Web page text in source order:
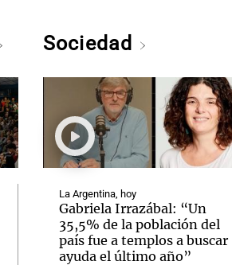
Sociedad
La Argentina, hoy
Gabriela Irrazábal: “Un
35,5% de la población del
país fue a templos a buscar
ayuda el último año”